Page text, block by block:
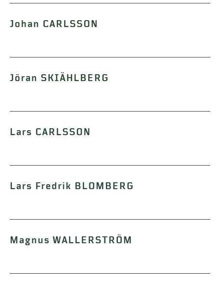
Johan CARLSSON
Jöran SKIÄHLBERG
Lars CARLSSON
Lars Fredrik BLOMBERG
Magnus WALLERSTRÖM